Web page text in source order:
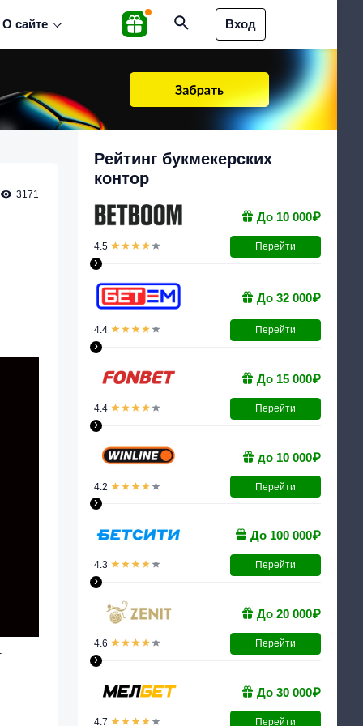
О сайте Вход
3171
Рейтинг букмекерских
контор
До 10 000₽
4.5 Перейти
›
До 32 000₽
4.4 Перейти
›
До 15 000₽
4.4 Перейти
›
до 10 000₽
4.2 Перейти
›
До 100 000₽
4.3 Перейти
›
До 20 000₽
4.6 Перейти
›
До 30 000₽
4.7 Перейти